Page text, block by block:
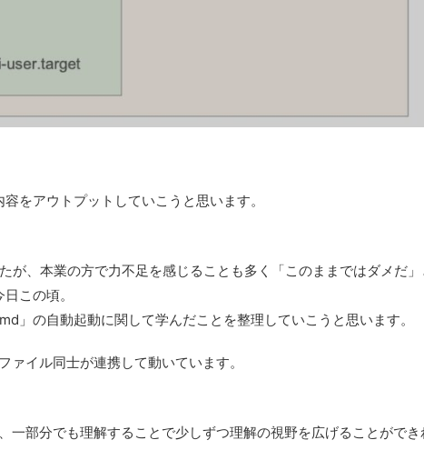
をアウトプットしていこうと思います。
が、本業の方で力不足を感じることも多く「このままではダメだ
この頃。
」の自動起動に関して学んだことを整理していこうと思います。
イル同士が連携して動いています。
部分でも理解することで少しずつ理解の視野を広げることができ